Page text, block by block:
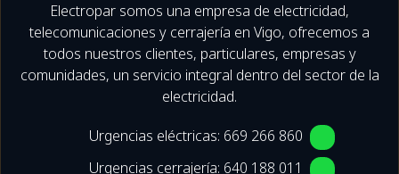
Electropar somos una empresa de electricidad,
telecomunicaciones y cerrajería en Vigo, ofrecemos a
todos nuestros clientes, particulares, empresas y
comunidades, un servicio integral dentro del sector de la
electricidad.
Urgencias eléctricas: 669 266 860
Urgencias cerrajería: 640 188 011